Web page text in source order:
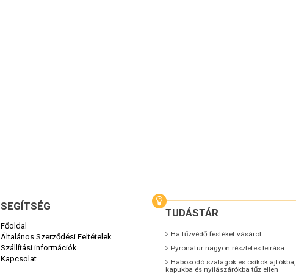
SEGÍTSÉG
Főoldal
Általános Szerződési Feltételek
Szállítási információk
Kapcsolat
TUDÁSTÁR
Ha tűzvédő festéket vásárol:
Pyronatur nagyon részletes leírása
Habosodó szalagok és csíkok ajtókba,
kapukba és nyilászárókba tűz ellen